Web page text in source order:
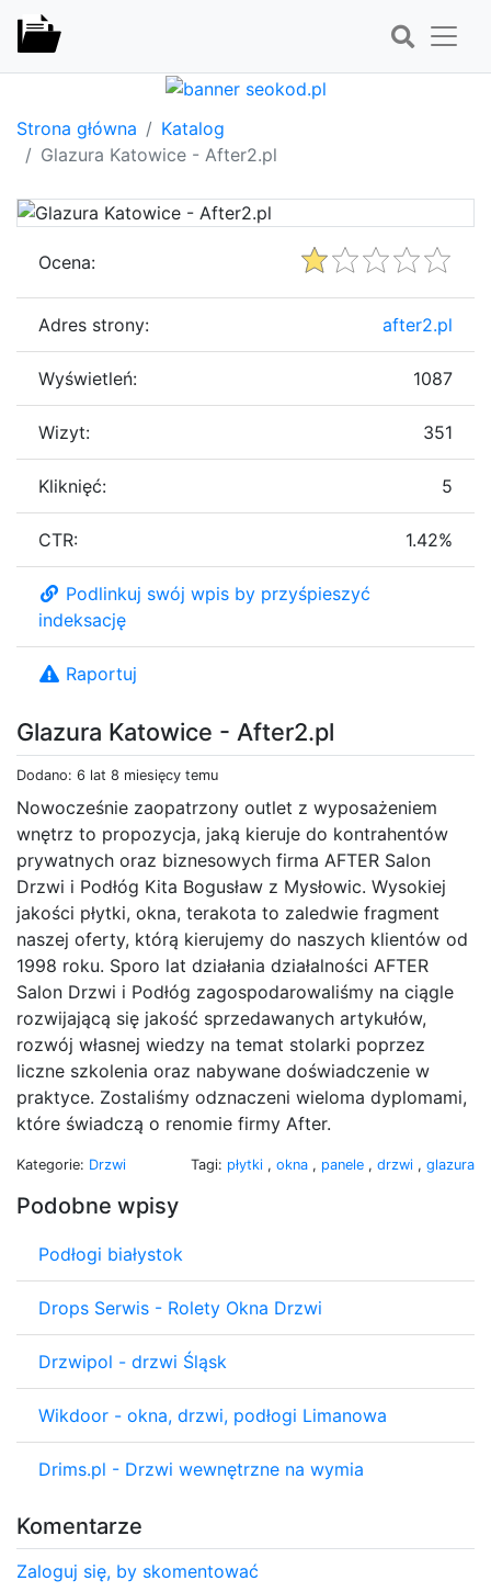
Strona główna
Katalog
Glazura Katowice - After2.pl
Glazura Katowice - After2.pl
Dodano: 6 lat 8 miesięcy temu
Nowocześnie zaopatrzony outlet z wyposażeniem
wnętrz to propozycja, jaką kieruje do kontrahentów
prywatnych oraz biznesowych firma AFTER Salon
Drzwi i Podłóg Kita Bogusław z Mysłowic. Wysokiej
jakości płytki, okna, terakota to zaledwie fragment
naszej oferty, którą kierujemy do naszych klientów od
1998 roku. Sporo lat działania działalności AFTER
Salon Drzwi i Podłóg zagospodarowaliśmy na ciągle
rozwijającą się jakość sprzedawanych artykułów,
rozwój własnej wiedzy na temat stolarki poprzez
liczne szkolenia oraz nabywane doświadczenie w
praktyce. Zostaliśmy odznaczeni wieloma dyplomami,
które świadczą o renomie firmy After.
Kategorie: Drzwi Tagi: płytki , okna , panele , drzwi , glazura
Podobne wpisy
Podłogi białystok
Drops Serwis - Rolety Okna Drzwi
Drzwipol - drzwi Śląsk
Wikdoor - okna, drzwi, podłogi Limanowa
Drims.pl - Drzwi wewnętrzne na wymia
Komentarze
Zaloguj się, by skomentować
Ocena:
Adres strony: after2.pl
Wyświetleń: 1087
Wizyt: 351
Kliknięć: 5
CTR: 1.42%
Podlinkuj swój wpis by przyśpieszyć
indeksację
Raportuj